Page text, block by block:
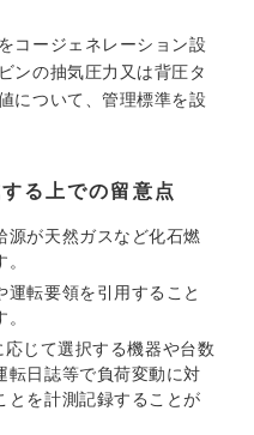
コージェネレーション設
ンの抽気圧力又は背圧タ
について、管理標準を設
る上での留意点
源が天然ガスなど化石燃
転要領を引用すること
じて選択する機器や台数
転日誌等で負荷変動に対
とを計測記録することが